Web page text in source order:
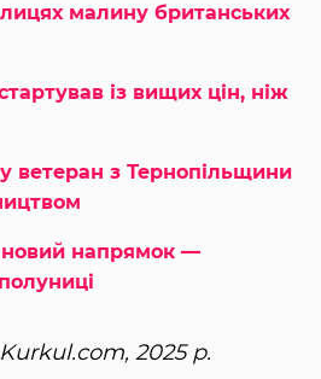
малину британських
із вищих цін, ніж
ветеран з Тернопільщини
новий напрямок —
2025 р.